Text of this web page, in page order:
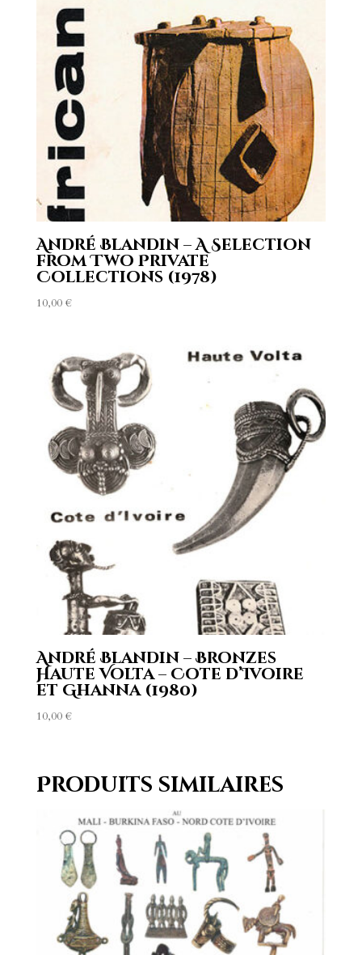
André Blandin – A Selection
from Two Private
Collections (1978)
10,00 €
André Blandin – Bronzes
Haute Volta – Cote d’Ivoire
et Ghanna (1980)
10,00 €
Produits similaires